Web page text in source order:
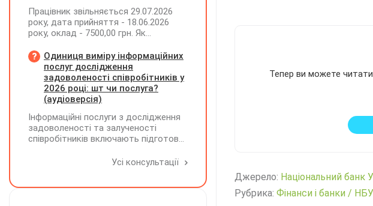
Тепер ви можете читати
Джерело: Нацiональний банк
Рубрика: Фінанси і банки / НБУ
Працівник звільняється 29.07.2026
року, дата прийняття - 18.06.2026
року, оклад - 7500,00 грн. Як
невикористаних днів відпустки при
звільненні?
Одиниця виміру інформаційних
послуг дослідження
задоволеності співробітників у
2026 році: шт чи послуга?
(аудіоверсія)
Інформаційні послуги з дослідження
задоволеності та залученості
співробітників включають підготовку
проведення опитування через
Усі консультації